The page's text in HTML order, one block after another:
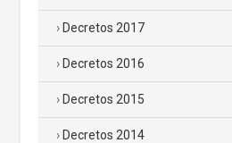
Decretos 2017
Decretos 2016
Decretos 2015
Decretos 2014